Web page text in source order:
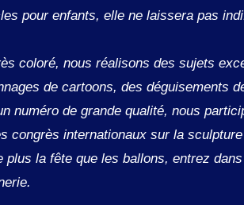
pour enfants, elle ne laissera pas
coloré, nous réalisons des sujets
de cartoons, des déguisements
numéro de grande qualité, nous
congrès internationaux sur la
plus la fête que les ballons, entrez